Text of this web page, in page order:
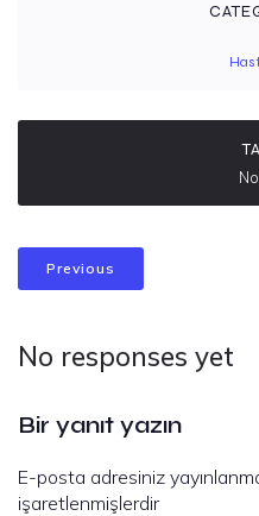
Previous
No responses yet
Bir yanıt yazın
E-posta adresiniz
işaretlenmişlerdir